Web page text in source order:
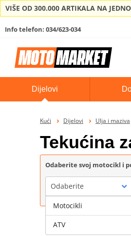
VIŠE OD 300.000 ARTIKALA NA
Info telefon: 034/623-034
Dijelovi
Kući Dijelovi Ulja i maziva
Tekućina
Odaberite svoj motocikl i
Odaberite
Motocikli
ATV